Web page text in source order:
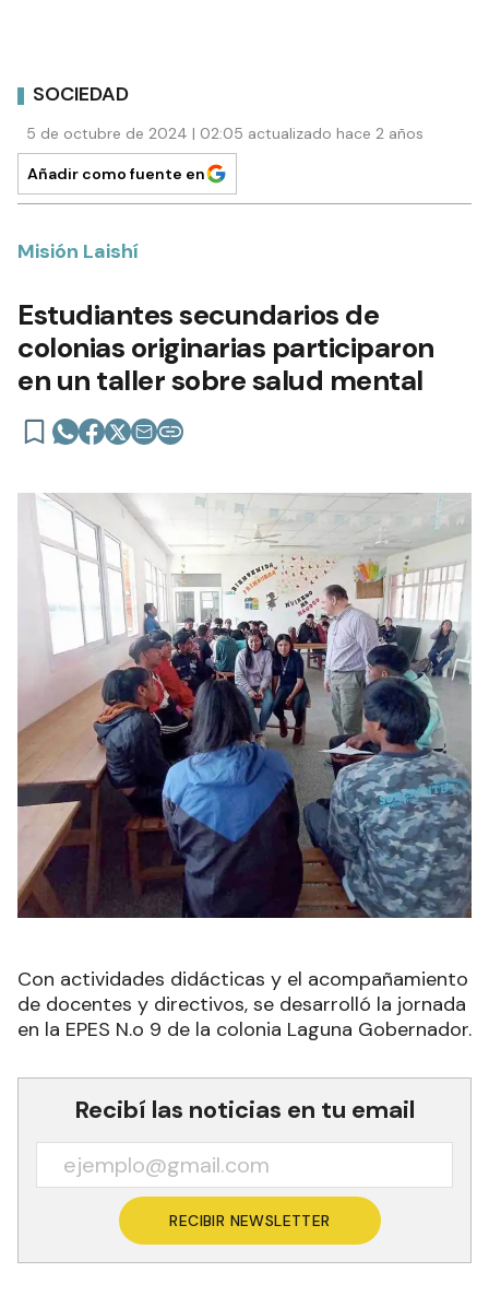
SOCIEDAD
5 de octubre de 2024 | 02:05 actualizado hace 2 años
Añadir como fuente en
Misión Laishí
Estudiantes secundarios de
colonias originarias participaron
en un taller sobre salud mental
Con actividades didácticas y el acompañamiento
de docentes y directivos, se desarrolló la jornada
en la EPES N.o 9 de la colonia Laguna Gobernador.
Recibí las noticias en tu email
RECIBIR NEWSLETTER